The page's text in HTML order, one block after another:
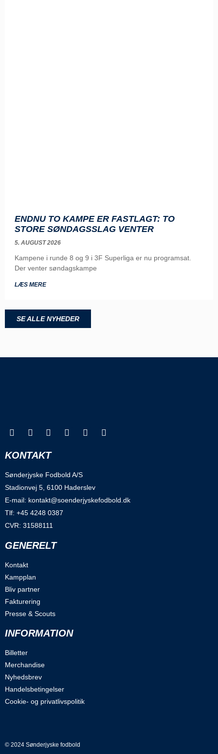
ENDNU TO KAMPE ER FASTLAGT: TO
STORE SØNDAGSSLAG VENTER
5. AUGUST 2026
Kampene i runde 8 og 9 i 3F Superliga er nu programsat.
Der venter søndagskampe
LÆS MERE
SE ALLE NYHEDER
KONTAKT
Sønderjyske Fodbold A/S
Stadionvej 5, 6100 Haderslev
E-mail: kontakt@soenderjyskefodbold.dk
Tlf: +45 4248 0387
CVR: 31588111
GENERELT
Kontakt
Kampplan
Bliv partner
Fakturering
Presse & Scouts
INFORMATION
Billetter
Merchandise
Nyhedsbrev
Handelsbetingelser
Cookie- og privatlivspolitik
© 2024 Sønderjyske fodbold